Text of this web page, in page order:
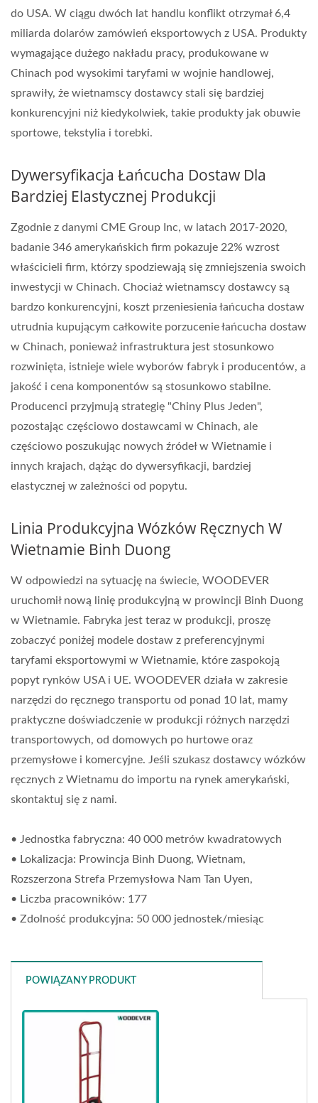
do USA. W ciągu dwóch lat handlu konflikt otrzymał 6,4
miliarda dolarów zamówień eksportowych z USA. Produkty
wymagające dużego nakładu pracy, produkowane w
Chinach pod wysokimi taryfami w wojnie handlowej,
sprawiły, że wietnamscy dostawcy stali się bardziej
konkurencyjni niż kiedykolwiek, takie produkty jak obuwie
sportowe, tekstylia i torebki.
Dywersyfikacja Łańcucha Dostaw Dla
Bardziej Elastycznej Produkcji
Zgodnie z danymi CME Group Inc, w latach 2017-2020,
badanie 346 amerykańskich firm pokazuje 22% wzrost
właścicieli firm, którzy spodziewają się zmniejszenia swoich
inwestycji w Chinach. Chociaż wietnamscy dostawcy są
bardzo konkurencyjni, koszt przeniesienia łańcucha dostaw
utrudnia kupującym całkowite porzucenie łańcucha dostaw
w Chinach, ponieważ infrastruktura jest stosunkowo
rozwinięta, istnieje wiele wyborów fabryk i producentów, a
jakość i cena komponentów są stosunkowo stabilne.
Producenci przyjmują strategię "Chiny Plus Jeden",
pozostając częściowo dostawcami w Chinach, ale
częściowo poszukując nowych źródeł w Wietnamie i
innych krajach, dążąc do dywersyfikacji, bardziej
elastycznej w zależności od popytu.
Linia Produkcyjna Wózków Ręcznych W
Wietnamie Binh Duong
W odpowiedzi na sytuację na świecie, WOODEVER
uruchomił nową linię produkcyjną w prowincji Binh Duong
w Wietnamie. Fabryka jest teraz w produkcji, proszę
zobaczyć poniżej modele dostaw z preferencyjnymi
taryfami eksportowymi w Wietnamie, które zaspokoją
popyt rynków USA i UE. WOODEVER działa w zakresie
narzędzi do ręcznego transportu od ponad 10 lat, mamy
praktyczne doświadczenie w produkcji różnych narzędzi
transportowych, od domowych po hurtowe oraz
przemysłowe i komercyjne. Jeśli szukasz dostawcy wózków
ręcznych z Wietnamu do importu na rynek amerykański,
skontaktuj się z nami.
• Jednostka fabryczna: 40 000 metrów kwadratowych
• Lokalizacja: Prowincja Binh Duong, Wietnam,
Rozszerzona Strefa Przemysłowa Nam Tan Uyen,
• Liczba pracowników: 177
• Zdolność produkcyjna: 50 000 jednostek/miesiąc
POWIĄZANY PRODUKT